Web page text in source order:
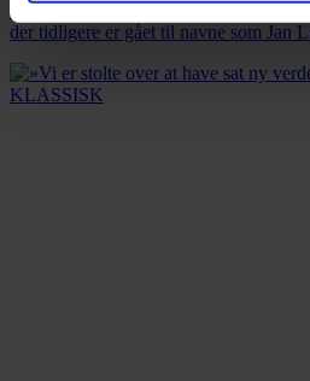
Lucienne Renaudin Vary er den
der tidligere er gået til navne som Jan